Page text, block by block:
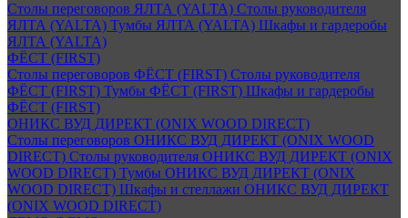
Столы переговоров ЯЛТА (YALTA) Столы руководителя
ЯЛТА (YALTA) Тумбы ЯЛТА (YALTA) Шкафы и гардеробы
ЯЛТА (YALTA)
ФЁСТ (FIRST)
Столы переговоров ФЁСТ (FIRST) Столы руководителя
ФЁСТ (FIRST) Тумбы ФЁСТ (FIRST) Шкафы и гардеробы
ФЁСТ (FIRST)
ОНИКС ВУД ДИРЕКТ (ONIX WOOD DIRECT)
Столы переговоров ОНИКС ВУД ДИРЕКТ (ONIX WOOD
DIRECT) Столы руководителя ОНИКС ВУД ДИРЕКТ (ONIX
WOOD DIRECT) Тумбы ОНИКС ВУД ДИРЕКТ (ONIX
WOOD DIRECT) Шкафы и стеллажи ОНИКС ВУД ДИРЕКТ
(ONIX WOOD DIRECT)